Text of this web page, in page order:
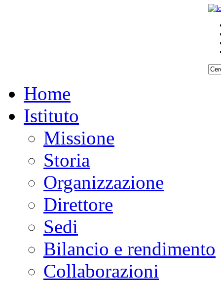
Home
Istituto
Missione
Storia
Organizzazione
Direttore
Sedi
Bilancio e rendimento
Collaborazioni